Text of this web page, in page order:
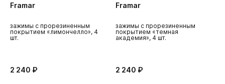
Framar
зажимы с прорезиненным
покрытием «лимончелло», 4
шт.
2 240 ₽
Framar
зажимы с прорезиненным
покрытием «темная
академия», 4 шт.
2 240 ₽